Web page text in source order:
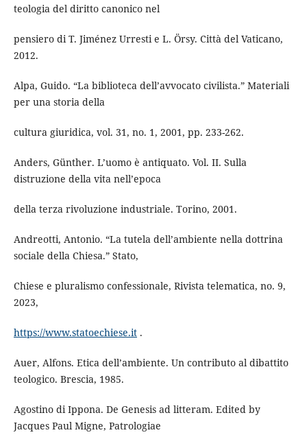
teologia del diritto canonico nel
pensiero di T. Jiménez Urresti e L. Örsy. Città del Vaticano,
2012.
Alpa, Guido. “La biblioteca dell’avvocato civilista.” Materiali
per una storia della
cultura giuridica, vol. 31, no. 1, 2001, pp. 233-262.
Anders, Günther. L’uomo è antiquato. Vol. II. Sulla
distruzione della vita nell’epoca
della terza rivoluzione industriale. Torino, 2001.
Andreotti, Antonio. “La tutela dell’ambiente nella dottrina
sociale della Chiesa.” Stato,
Chiese e pluralismo confessionale, Rivista telematica, no. 9,
2023,
https://www.statoechiese.it.
Auer, Alfons. Etica dell’ambiente. Un contributo al dibattito
teologico. Brescia, 1985.
Agostino di Ippona. De Genesis ad litteram. Edited by
Jacques Paul Migne, Patrologiae